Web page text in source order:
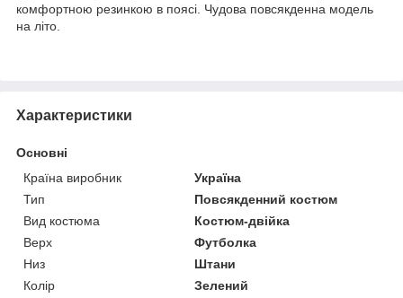
комфортною резинкою в поясі. Чудова повсякденна модель
на літо.
Характеристики
Основні
Країна виробник
Україна
Тип
Повсякденний костюм
Вид костюма
Костюм-двійка
Верх
Футболка
Низ
Штани
Колір
Зелений